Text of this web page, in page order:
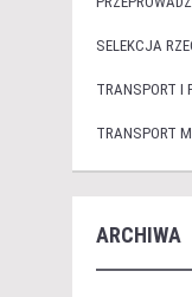
SELEKCJA
TRANSPORT I
TRANSPORT
ARCHIWA